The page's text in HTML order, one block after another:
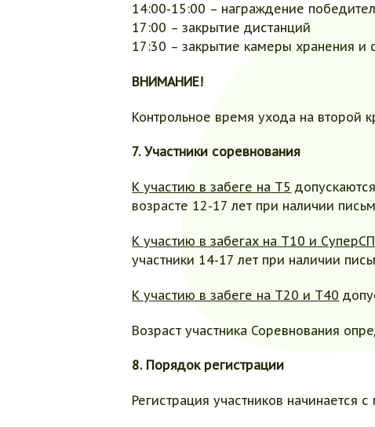
14:00-15:00 – награждение
17:00 – закрытие дистанций
17:30 – закрытие камеры хранения и
ВНИМАНИЕ!
Контрольное время ухода на второй
7. Участники соревнования
К участию в забеге на Т5
возрасте 12-17 лет при наличии
К участию в забегах на Т10 и
участники 14-17 лет при наличии
К участию в забеге на Т20 и Т40
Возраст участника Соревнования
8. Порядок регистрации
Регистрация участников начинается